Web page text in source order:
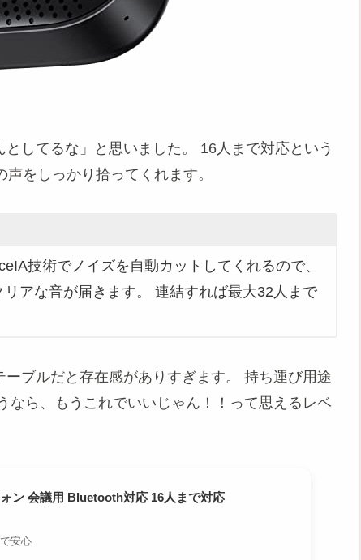
してるな」と思いました。 16人まで対応という
をしっかり拾ってくれます。
技術でノイズを自動カットしてくれるので、
アな音が届きます。 連結すれば最大32人まで
ブルだと存在感がありすぎます。 持ち運び用途
なら、もうこれでいいじゃん！！って思えるレベ
ン 会議用 Bluetooth対応 16人まで対応
安心